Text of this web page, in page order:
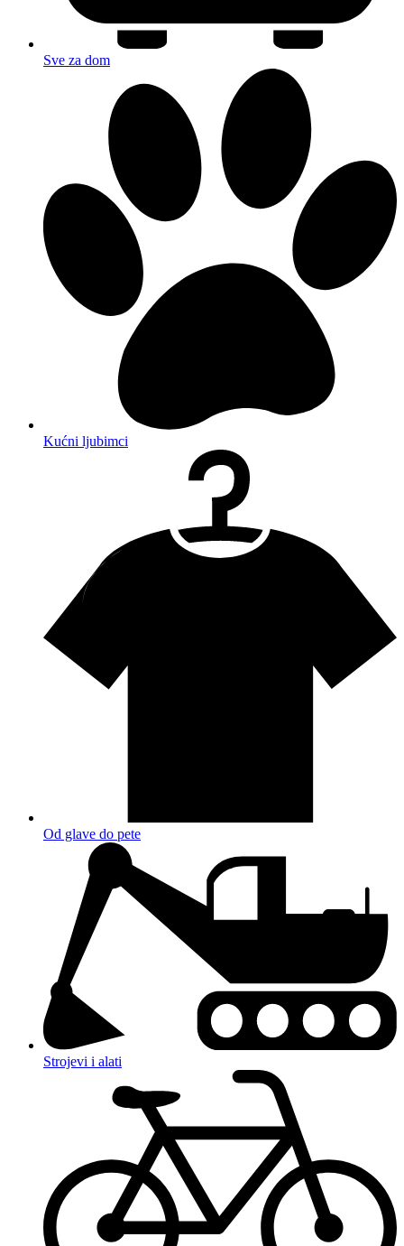
Sve za dom
Kućni ljubimci
Od glave do pete
Strojevi i alati